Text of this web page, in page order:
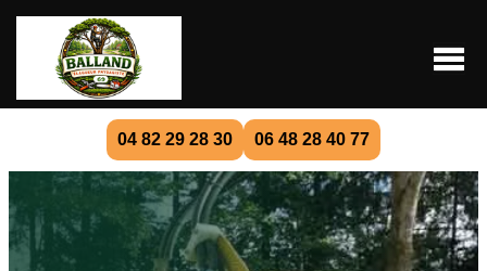
04 82 29 28 30 06 48 28 40 77